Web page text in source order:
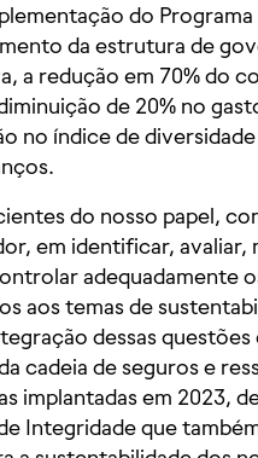
do
da estrutura de
a redução em 70% do
de 20% no
no índice de
do nosso papel,
em identificar, avaliar,
adequadamente
aos temas de
dessas
cadeia de seguros e
implantadas em 2023,
Integridade que